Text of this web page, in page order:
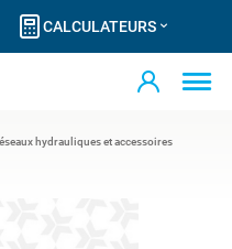
CALCULATEURS
hydrauliques et accessoires